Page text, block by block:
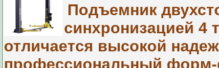
Подъемник
синхронизацией 4
отличается высокой
профессиональный